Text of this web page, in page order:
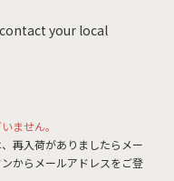
your local
ません。
再入荷がありましたらメー
からメールアドレスをご登